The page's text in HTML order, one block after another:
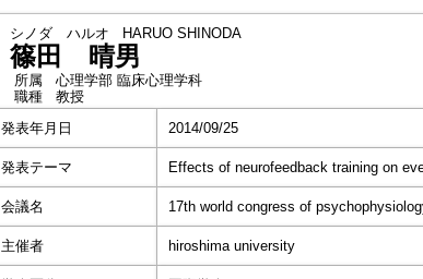
シノダ ハルオ HARUO SHINODA
篠田 晴男
所属
心理学部 臨床心理学科
職種
教授
発表年月日
2014/09/25
発表テーマ Effects of neurofeedback training on
会議名 17th world congress of
主催者 hiroshima university